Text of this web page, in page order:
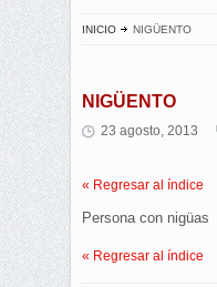
INICIO NIGÜENTO
NIGÜENTO
23 agosto, 2013
« Regresar al índice
Persona con nigüas
« Regresar al índice